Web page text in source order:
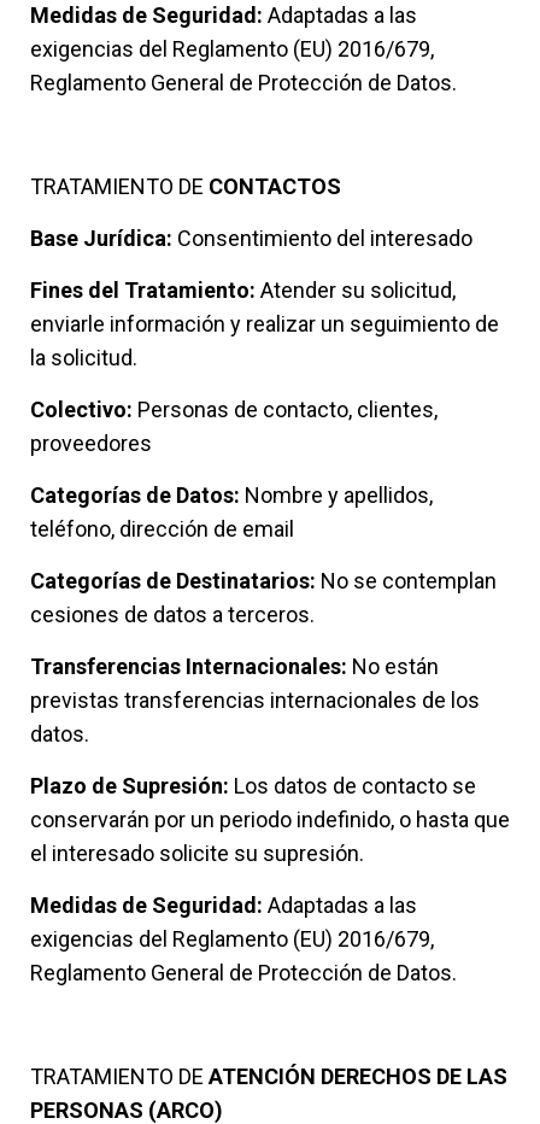
Medidas de Seguridad: Adaptadas a las
exigencias del Reglamento (EU) 2016/679,
Reglamento General de Protección de Datos.
TRATAMIENTO DE CONTACTOS
Base Jurídica: Consentimiento del interesado
Fines del Tratamiento: Atender su solicitud,
enviarle información y realizar un seguimiento de
la solicitud.
Colectivo: Personas de contacto, clientes,
proveedores
Categorías de Datos: Nombre y apellidos,
teléfono, dirección de email
Categorías de Destinatarios: No se contemplan
cesiones de datos a terceros.
Transferencias Internacionales: No están
previstas transferencias internacionales de los
datos.
Plazo de Supresión: Los datos de contacto se
conservarán por un periodo indefinido, o hasta que
el interesado solicite su supresión.
Medidas de Seguridad: Adaptadas a las
exigencias del Reglamento (EU) 2016/679,
Reglamento General de Protección de Datos.
TRATAMIENTO DE ATENCIÓN DERECHOS DE LAS
PERSONAS (ARCO)